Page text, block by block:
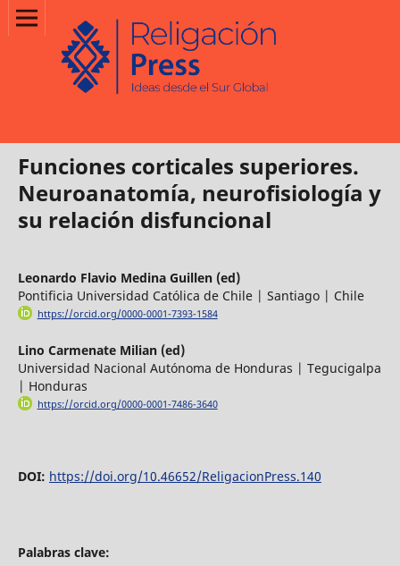
Funciones corticales superiores.
Neuroanatomía, neurofisiología y
su relación disfuncional
Leonardo Flavio Medina Guillen (ed)
Pontificia Universidad Católica de Chile | Santiago | Chile
https://orcid.org/0000-0001-7393-1584
Lino Carmenate Milian (ed)
Universidad Nacional Autónoma de Honduras | Tegucigalpa
| Honduras
https://orcid.org/0000-0001-7486-3640
DOI: https://doi.org/10.46652/ReligacionPress.140
Palabras clave: